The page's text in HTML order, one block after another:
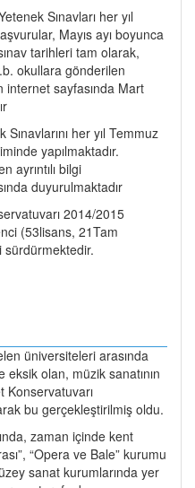
Sınavları her yıl
Mayıs ayı boyunca
tarihleri tam olarak,
okullara gönderilen
internet sayfasında Mart
her yıl Temmuz
yapılmaktadır.
ayrıntılı bilgi
duyurulmaktadır
2014/2015
(53lisans, 21Tam
sürdürmektedir.
üniversiteleri arasında
olan, müzik sanatının
Konservatuvarı
bu gerçekleştirilmiş oldu.
zaman içinde kent
“Opera ve Bale” kurumu
sanat kurumlarında yer